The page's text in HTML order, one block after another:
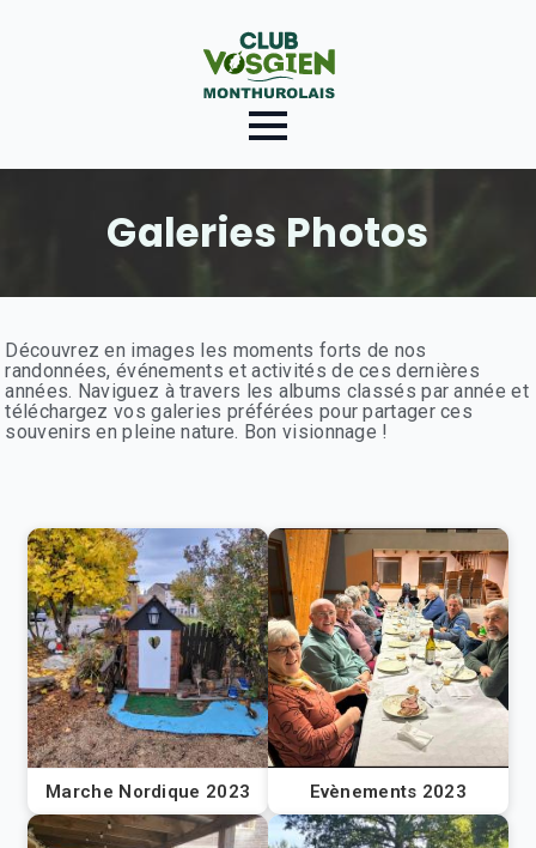
Galeries Photos
Découvrez en images les moments forts de nos
randonnées, événements et activités de ces dernières
années. Naviguez à travers les albums classés par année et
téléchargez vos galeries préférées pour partager ces
souvenirs en pleine nature. Bon visionnage !
Marche Nordique 2023 Evènements 2023